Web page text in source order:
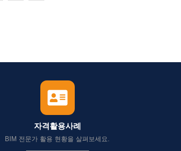
자격활용사례
BIM 전문가 활용 현황을 살펴보세요.